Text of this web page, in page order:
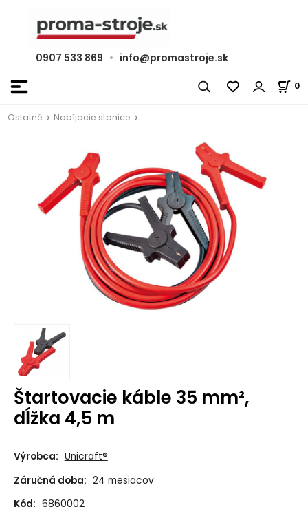
0907 533 869 • info@promastroje.sk
0
Ostatné Nabíjacie stanice
Štartovacie káble 35 mm²,
dĺžka 4,5 m
Výrobca: Unicraft®
Záručná doba: 24 mesiacov
Kód: 6860002